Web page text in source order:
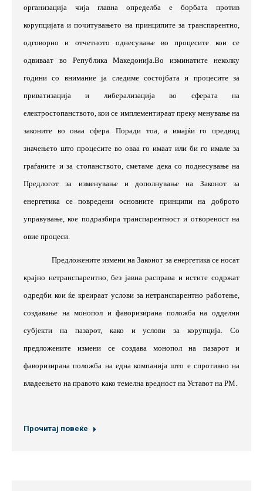
организација чија главна определба е борбата против
корупцијата и почитувањето на принципите за транспарентно,
одговорно и отчетното однесување во процесите кои се
одвиваат во Република Македонија.Во изминатите неколку
години со внимание ја следиме состојбата и процесите за
приватизација и либерализација во сферата на
електростопанството, кои се имплементираат преку менување на
законите во оваа сфера. Поради тоа, а имајќи го предвид
значењето што процесите во оваа го имаат или би го имале за
граѓаните и за стопанството, сметаме дека со поднесување на
Предлогот за изменување и дополнување на Законот за
енергетика се повредени основните принципи на доброто
управување, кое подразбира транспарентност и отвореност на
овие процеси.
Предложените измени на Законот за енергетика се носат
крајно нетранспарентно, без јавна расправа и истите содржат
одредби кои ќе креираат услови за нетранспарентно работење,
создавање на монопол и фаворизирана положба на одделни
субјекти на пазарот, како и услови за корупција. Со
предложените измени се создава монопол на пазарот и
фаворизирана положба на една компанија што е спротивно на
владеењето на правото како темелна вредност на Уставот на РМ.
Прочитај повеќе